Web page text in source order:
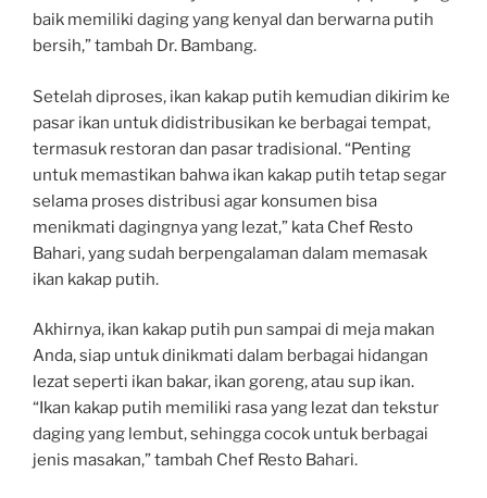
baik memiliki daging yang kenyal dan berwarna putih
bersih,” tambah Dr. Bambang.
Setelah diproses, ikan kakap putih kemudian dikirim ke
pasar ikan untuk didistribusikan ke berbagai tempat,
termasuk restoran dan pasar tradisional. “Penting
untuk memastikan bahwa ikan kakap putih tetap segar
selama proses distribusi agar konsumen bisa
menikmati dagingnya yang lezat,” kata Chef Resto
Bahari, yang sudah berpengalaman dalam memasak
ikan kakap putih.
Akhirnya, ikan kakap putih pun sampai di meja makan
Anda, siap untuk dinikmati dalam berbagai hidangan
lezat seperti ikan bakar, ikan goreng, atau sup ikan.
“Ikan kakap putih memiliki rasa yang lezat dan tekstur
daging yang lembut, sehingga cocok untuk berbagai
jenis masakan,” tambah Chef Resto Bahari.